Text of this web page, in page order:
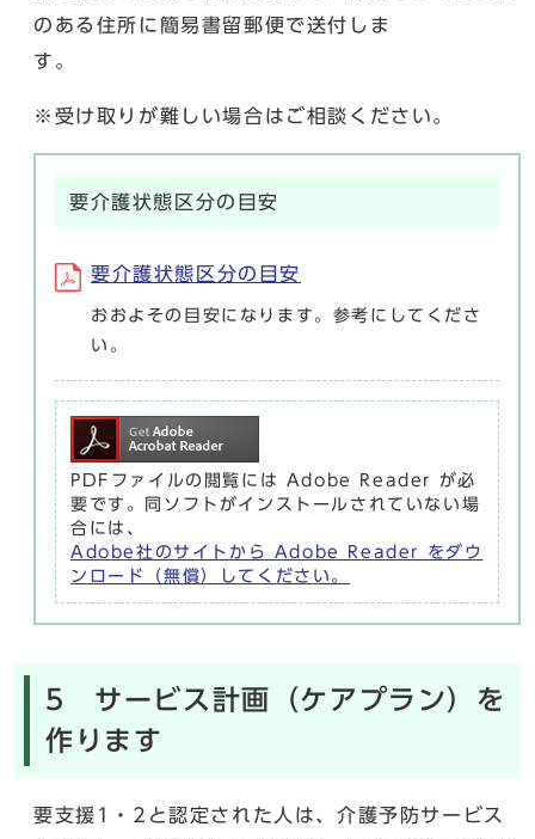
のある住所に簡易書留郵便で送付しま
※受け取りが難しい場合はご相談ください。
要介護状態区分の目安
要介護状態区分の目安
おおよその目安になります。参考にしてくださ
い。
PDFファイルの閲覧には Adobe Reader が必
要です。同ソフトがインストールされていない場
合には、
Adobe社のサイトから Adobe Reader をダウ
ンロード（無償）してください。
5 サービス計画（ケアプラン）を
作ります
要支援1・2と認定された人は、介護予防サービス